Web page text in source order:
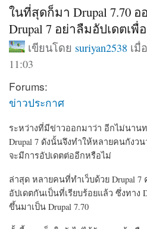
ในที่สุดก็มา Drupal 7.70
Drupal 7 อย่าลืมอัปเดตเ
เขียนโดย suriyan2538 เมื่
11:03
Forums:
ข่าวประกาศ
ระหว่างที่มีข่าวออกมาว่า อีกไม่นานท
Drupal 7 ดังนั้นจึงทำให้หลายคนกังวน
จะมีการอัปเดตต่ออีกหรือไม่
ล่าสุด หลายคนที่ทำเว็บด้วย Drupal 7
อัปเดตกันเป็นที่เรียบร้อยแล้ว ซึ่งทาง
ขึ้นมาเป็น Drupal 7.70